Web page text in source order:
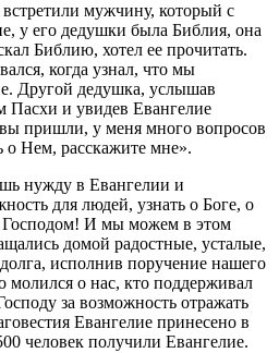
мужчину, который с
у его дедушки была Библия, она
Библию, хотел ее прочитать.
когда узнал, что мы
Другой дедушка, услышав
Пасхи и увидев Евангелие
пришли, у меня много вопросов
о Нем, расскажите мне».
нужду в Евангелии и
для людей, узнать о Боге, о
Господом! И мы можем в этом
домой радостные, усталые,
исполнив поручение нашего
молился о нас, кто поддерживал
за возможность отражать
Евангелие принесено в
человек получили Евангелие.